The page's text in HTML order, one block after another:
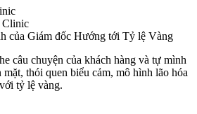
Clinic
của Giám đốc Hướng tới Tỷ lệ Vàng
câu chuyện của khách hàng và tự mình
thói quen biểu cảm, mô hình lão hóa
tỷ lệ vàng.